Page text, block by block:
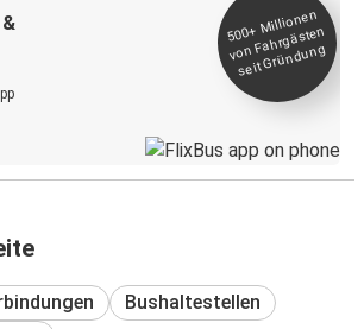
500+
Millionen
von Fahrgästen
seit
Gründung
Bushaltestellen